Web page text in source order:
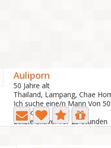
Auliporn
50 Jahre alt
Thailand, Lampang, Chae
Ich suche eine/n Mann Von
2 Foto
Letzte aktive: Vor 23 Stunden